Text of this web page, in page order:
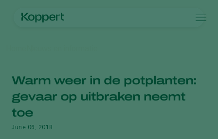
Ziektebestrijding
Weerbaar telen
Uitzettechnieken
Monitoring & Scouting
Bedekte groenteteelt
Fruit
Vollegrondsgroenten
Akkerbouwgewassen
Plagen en ziekten
Plantenziekten
Over Koppert
Over Koppert
Nieuws en informatie
Duurzaamheid
Zoeken
Warm weer in de potplanten:
gevaar op uitbraken neemt
toe
June 06, 2018